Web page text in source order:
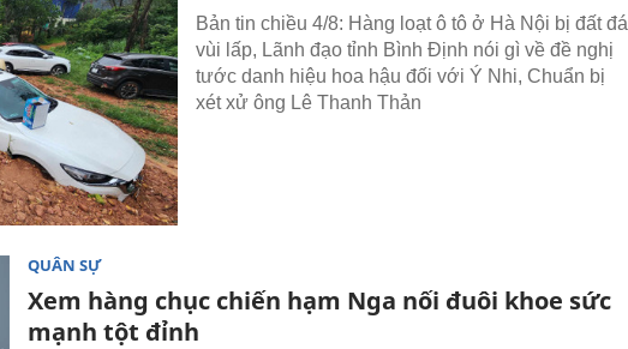
Bản tin chiều 4/8: Hàng loạt ô tô ở Hà Nội bị đất đá
vùi lấp, Lãnh đạo tỉnh Bình Định nói gì về đề nghị
tước danh hiệu hoa hậu đối với Ý Nhi, Chuẩn bị
xét xử ông Lê Thanh Thản
QUÂN SỰ
Xem hàng chục chiến hạm Nga nối đuôi khoe sức
mạnh tột đỉnh